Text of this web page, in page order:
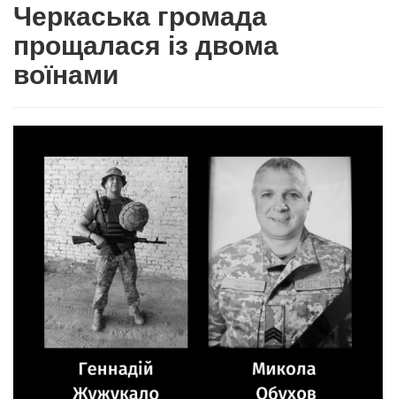
Черкаська громада
прощалася із двома
воїнами